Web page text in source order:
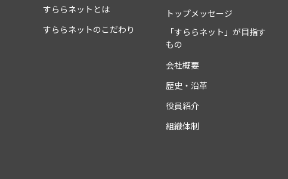
すららネットとは
すららネットのこだわり
トップメッセージ
「すららネット」が目指す
もの
会社概要
歴史・沿革
役員紹介
組織体制